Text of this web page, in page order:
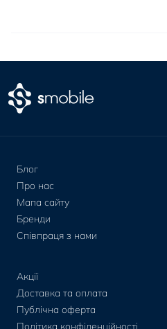
Блог
Про нас
Мапа сайту
Бренди
Співпраця з нами
Акції
Доставка та оплата
Публічна оферта
Політика конфіденційності